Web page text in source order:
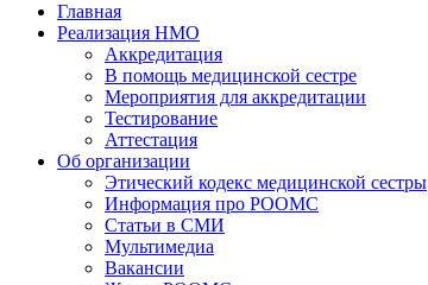
Главная
Реализация НМО
Аккредитация
В помощь медицинской сестре
Мероприятия для аккредитации
Тестирование
Аттестация
Об организации
Этический кодекс медицинской сестры
Информация про РООМС
Статьи в СМИ
Мультимедиа
Вакансии